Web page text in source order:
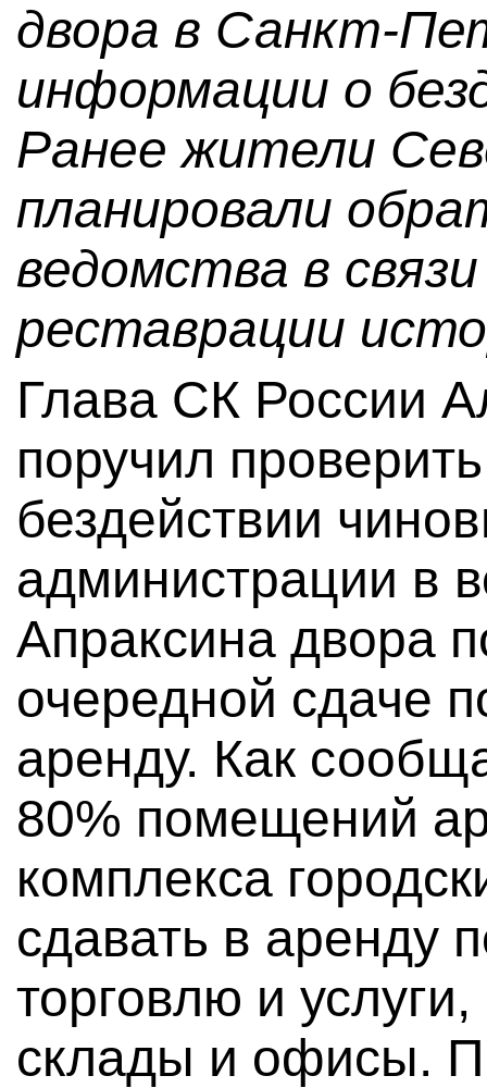
двора в Санкт-
информации о
Ранее жители
планировали
ведомства в
реставрации
Глава СК России
поручил
бездействии
администрации в
Апраксина двора
очередной сдаче
аренду. Как
80% помещений
комплекса
сдавать в аренду
торговлю и
склады и офисы.